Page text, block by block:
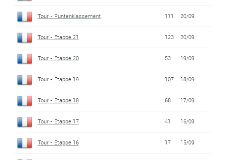
Tour - Puntenklassement 111 20/09
Tour - Etappe 21 123 20/09
Tour - Etappe 20 53 19/09
Tour - Etappe 19 107 18/09
Tour - Etappe 18 68 17/09
Tour - Etappe 17 41 16/09
Tour - Etappe 16 17 15/09